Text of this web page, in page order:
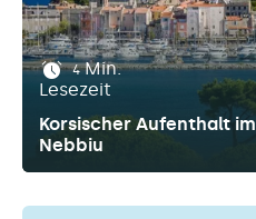
4Min.
Lesezeit
Korsischer Aufenthalt im
Nebbiu